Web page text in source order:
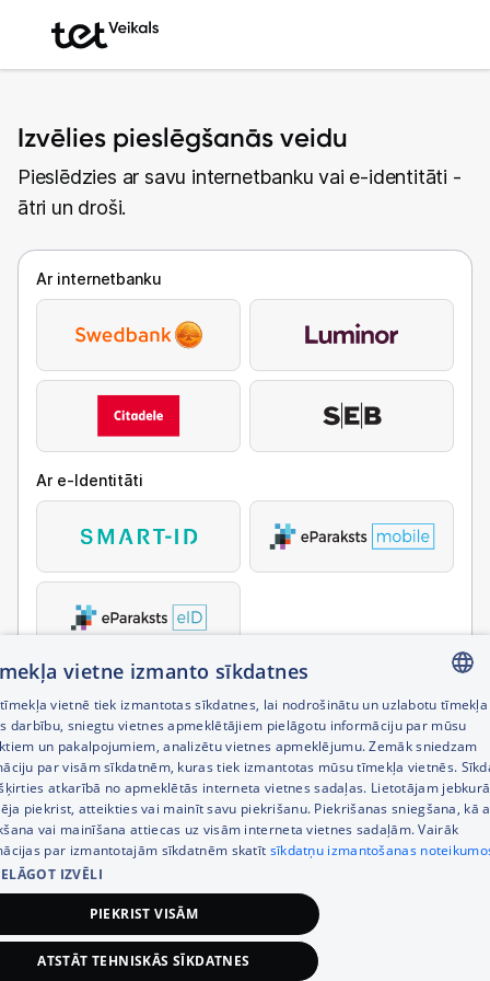
Izvēlies pieslēgšanās veidu
Pieslēdzies ar savu internetbanku vai e-identitāti -
ātri un droši.
Ar internetbanku
Ar e-Identitāti
LATVIAN
RUSSIAN
ENGLISH
vietne izmanto sīkdatnes
vietnē tiek izmantotas sīkdatnes, lai nodrošinātu un uzlabotu tīmekļa
darbību, sniegtu vietnes apmeklētājiem pielāgotu informāciju par mūsu
un pakalpojumiem, analizētu vietnes apmeklējumu. Zemāk sniedzam
par visām sīkdatnēm, kuras tiek izmantotas mūsu tīmekļa vietnēs.
atkarībā no apmeklētās interneta vietnes sadaļas. Lietotājam
piekrist, atteikties vai mainīt savu piekrišanu. Piekrišanas sniegšana, kā
vai mainīšana attiecas uz visām interneta vietnes sadaļām. Vairāk
par izmantotajām sīkdatnēm skatīt sīkdatņu izmantošanas
IZVĒLI
PIEKRIST VISĀM
ATSTĀT TEHNISKĀS SĪKDATNES